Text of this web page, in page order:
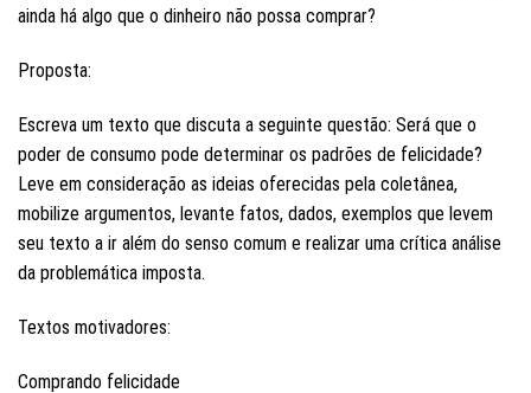
ainda há algo que o dinheiro não possa comprar?
Proposta:
Escreva um texto que discuta a seguinte questão: Será que o
poder de consumo pode determinar os padrões de felicidade?
Leve em consideração as ideias oferecidas pela coletânea,
mobilize argumentos, levante fatos, dados, exemplos que levem
seu texto a ir além do senso comum e realizar uma crítica análise
da problemática imposta.
Textos motivadores:
Comprando felicidade